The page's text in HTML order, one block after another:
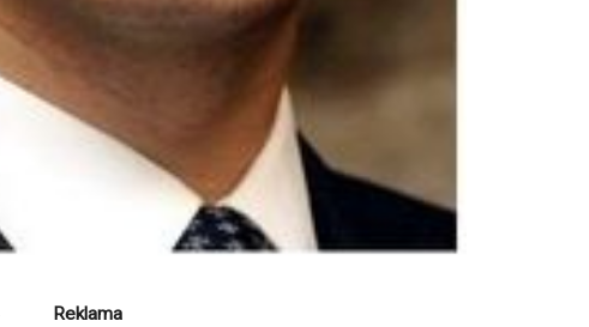
Reklama